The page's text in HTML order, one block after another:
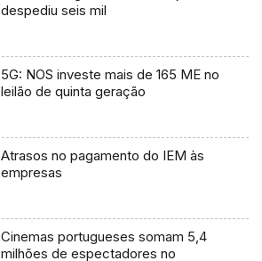
despediu seis mil
5G: NOS investe mais de 165 ME no
leilão de quinta geração
Atrasos no pagamento do IEM às
empresas
Cinemas portugueses somam 5,4
milhões de espectadores no